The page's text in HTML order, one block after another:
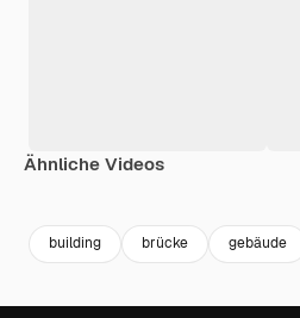
Ähnliche Videos
building brücke gebäude